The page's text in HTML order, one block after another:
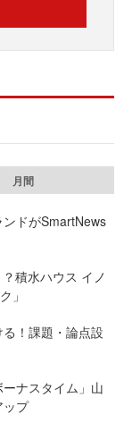
月間
ドがSmartNews
積水ハウス イノ
」
る！課題・論点設
ーナスタイム」山
ップ